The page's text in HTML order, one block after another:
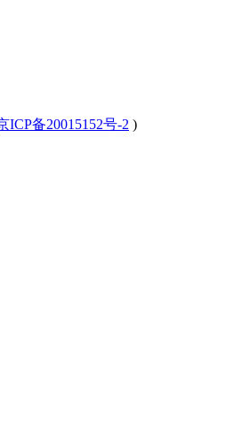
ICP备20015152号-2 )